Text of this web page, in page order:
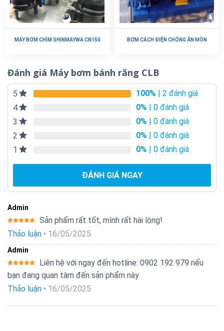
MÁY BƠM CHÌM SHINMAYWA CN150 BƠM CÁCH ĐIỆN CHỐNG ĂN MÒN
Đánh giá Máy bơm bánh răng CLB
5 100% | 2 đánh giá
4
0% | 0 đánh giá
3
0% | 0 đánh giá
2
0% | 0 đánh giá
1
0% | 0 đánh giá
ĐÁNH GIÁ NGAY
Admin
Được xếp
hạng5
Sản phẩm rất tốt, mình rất hài lòng!
Thảo luận • 16/05/2025
Admin
Được xếp
hạng 5 5
Liên hệ với ngay đến hotline: 0902 192 979 nếu
bạn đang quan tâm đến sản phẩm này
Thảo luận • 16/05/2025